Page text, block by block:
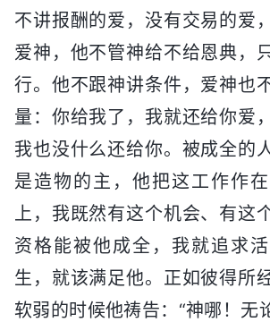
不讲报酬的爱，没有交易的爱
爱神，他不管神给不给恩典，
行。他不跟神讲条件，爱神也
量：你给我了，我就还给你爱
我也没什么还给你。被成全的
是造物的主，他把这工作作
上，我既然有这个机会、有这
资格能被他成全，我就追求
生，就该满足他。正如彼得所
软弱的时候他祷告：“神哪！无